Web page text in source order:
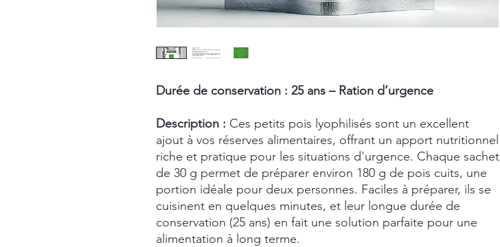
Durée de conservation : 25 ans – Ration d’urgence
Description : Ces petits pois lyophilisés sont un excellent
ajout à vos réserves alimentaires, offrant un apport nutritionnel
riche et pratique pour les situations d'urgence. Chaque sachet
de 30 g permet de préparer environ 180 g de pois cuits, une
portion idéale pour deux personnes. Faciles à préparer, ils se
cuisinent en quelques minutes, et leur longue durée de
conservation (25 ans) en fait une solution parfaite pour une
alimentation à long terme.